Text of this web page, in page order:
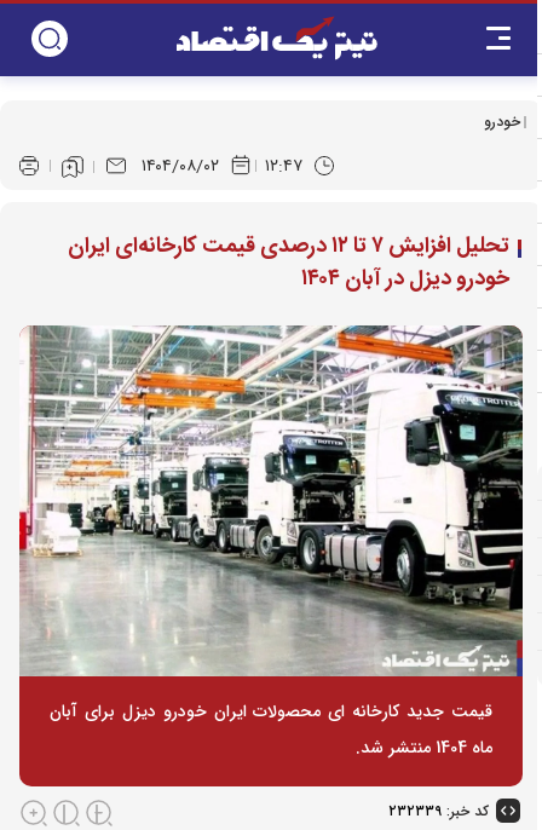
خودرو
۱۴۰۴/۰۸/۰۲ ۱۲:۴۷
تحلیل افزایش ۷ تا ۱۲ درصدی قیمت کارخانه‌ای ایران
خودرو دیزل در آبان ۱۴۰۴
قیمت جدید کارخانه ای محصولات ایران خودرو دیزل برای آبان
ماه 1404 منتشر شد.
کد خبر: ۲۳۲۳۳۹